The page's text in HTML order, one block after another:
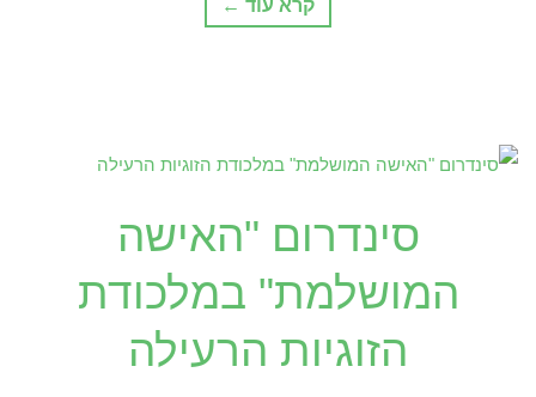
קרא עוד ←
סינדרום "האישה
המושלמת" במלכודת
הזוגיות הרעילה